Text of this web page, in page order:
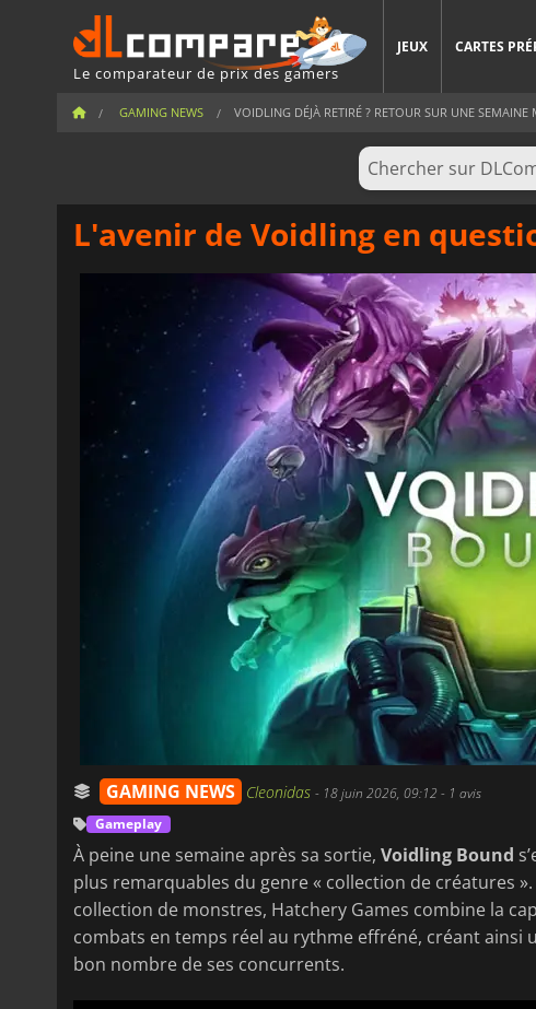
Le comparateur de prix des gamers
JEUX CARTES
GAMING NEWS VOIDLING DÉJÀ RETIRÉ ? RETOUR SUR UNE SEMAINE
L'avenir de Voidling en
GAMING NEWS Cleonidas - 18 juin 2026, 09:12 - 1 avis
Gameplay
À peine une semaine après sa sortie, Voidling Bound
plus remarquables du genre « collection de créatures
collection de monstres, Hatchery Games combine la
combats en temps réel au rythme effréné, créant ainsi
bon nombre de ses concurrents.